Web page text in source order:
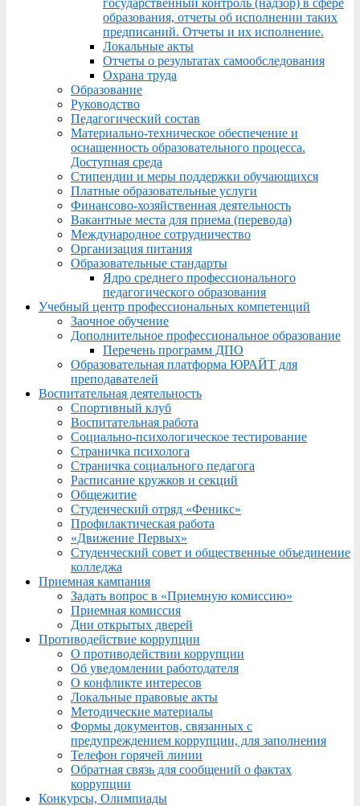
государственный контроль (надзор) в сфере
образования, отчеты об исполнении таких
предписаний. Отчеты и их исполнение.
Локальные акты
Отчеты о результатах самообследования
Охрана труда
Образование
Руководство
Педагогический состав
Материально-техническое обеспечение и
оснащенность образовательного процесса.
Доступная среда
Стипендии и меры поддержки обучающихся
Платные образовательные услуги
Финансово-хозяйственная деятельность
Вакантные места для приема (перевода)
Международное сотрудничество
Организация питания
Образовательные стандарты
Ядро среднего профессионального
педагогического образования
Учебный центр профессиональных компетенций
Заочное обучение
Дополнительное профессиональное образование
Перечень программ ДПО
Образовательная платформа ЮРАЙТ для
преподавателей
Воспитательная деятельность
Спортивный клуб
Воспитательная работа
Социально-психологическое тестирование
Страничка психолога
Страничка социального педагога
Расписание кружков и секций
Общежитие
Студенческий отряд «Феникс»
Профилактическая работа
«Движение Первых»
Студенческий совет и общественные объединение
колледжа
Приемная кампания
Задать вопрос в «Приемную комиссию»
Приемная комиссия
Дни открытых дверей
Противодействие коррупции
О противодействии коррупции
Об уведомлении работодателя
О конфликте интересов
Локальные правовые акты
Методические материалы
Формы документов, связанных с
предупреждением коррупции, для заполнения
Телефон горячей линии
Обратная связь для сообщений о фактах
коррупции
Конкурсы, Олимпиады